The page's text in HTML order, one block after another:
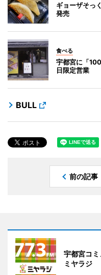
ギョーザそっ
発売
食べる
宇都宮に「
日限定営業
BULL
前の記事
宇都宮コ
ミヤラジ